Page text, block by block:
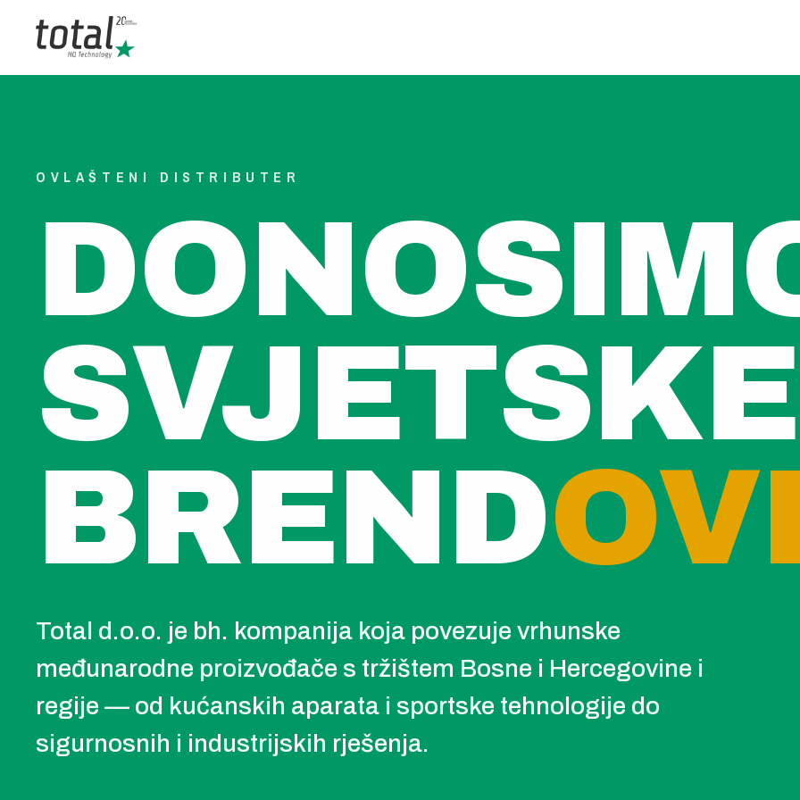
OVLAŠTENI DISTRIBUTER
SVJETSKE
BREND
Total d.o.o. je bh. kompanija koja povezuje vrhunske
međunarodne proizvođače s tržištem Bosne i Hercegovine i
regije — od kućanskih aparata i sportske tehnologije do
sigurnosnih i industrijskih rješenja.